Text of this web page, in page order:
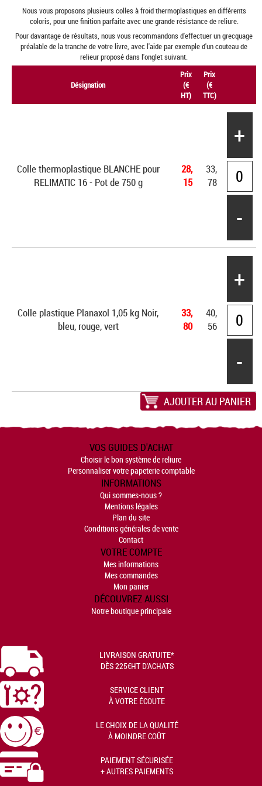
Nous vous proposons plusieurs colles à froid thermoplastiques en différents
coloris, pour une finition parfaite avec une grande résistance de reliure.
Pour davantage de résultats, nous vous recommandons d'effectuer un grecquage
préalable de la tranche de votre livre, avec l'aide par exemple d'un couteau de
relieur proposé dans l'onglet suivant.
Désignation
Prix
(€
HT)
Prix
(€
TTC)
Colle thermoplastique BLANCHE pour
RELIMATIC 16 - Pot de 750 g
28,
15
33,
78
+
-
Colle plastique Planaxol 1,05 kg Noir,
bleu, rouge, vert
33,
80
40,
56
+
-
AJOUTER AU PANIER
VOS GUIDES D'ACHAT
Choisir le bon système de reliure
Personnaliser votre papeterie comptable
INFORMATIONS
Qui sommes-nous ?
Mentions légales
Plan du site
Conditions générales de vente
Contact
VOTRE COMPTE
Mes informations
Mes commandes
Mon panier
DÉCOUVREZ AUSSI
Notre boutique principale
LIVRAISON GRATUITE*
DÈS 225€HT D'ACHATS
SERVICE CLIENT
À VOTRE ÉCOUTE
LE CHOIX DE LA QUALITÉ
À MOINDRE COÛT
PAIEMENT SÉCURISÉE
+ AUTRES PAIEMENTS